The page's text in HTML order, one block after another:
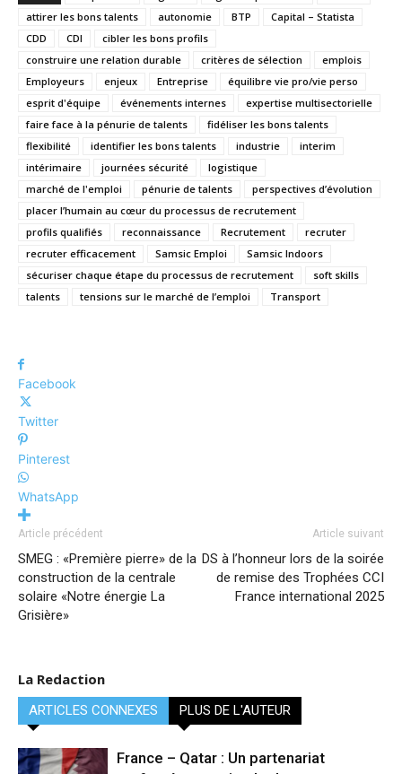
attirer les bons talents
autonomie BTP
Capital – Statista
CDD
CDI
cibler les bons profils
construire une relation durable
critères de sélection
emplois
Employeurs
enjeux Entreprise
équilibre vie pro/vie perso
esprit d'équipe
événements internes
expertise multisectorielle
faire face à la pénurie de talents
fidéliser les bons talents
flexibilité
identifier les bons talents industrie
interim
intérimaire
journées sécurité
logistique
marché de l'emploi
pénurie de talents
perspectives d’évolution
placer l’humain au cœur du processus de recrutement
profils qualifiés
reconnaissance Recrutement
recruter
recruter efficacement
Samsic Emploi
Samsic Indoors
sécuriser chaque étape du processus de recrutement
soft skills
talents
tensions sur le marché de l’emploi Transport
Facebook
Twitter
Pinterest
WhatsApp
Article précédent
SMEG : «Première pierre» de la
construction de la centrale
solaire «Notre énergie La
Grisière»
Article suivant
DS à l’honneur lors de la soirée
de remise des Trophées CCI
France international 2025
La Redaction
ARTICLES CONNEXES PLUS DE L'AUTEUR
France – Qatar : Un partenariat